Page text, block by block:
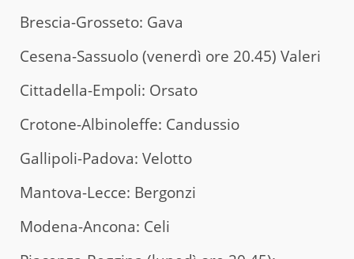
Brescia-Grosseto: Gava
Cesena-Sassuolo (venerdì ore 20.45) Valeri
Cittadella-Empoli: Orsato
Crotone-Albinoleffe: Candussio
Gallipoli-Padova: Velotto
Mantova-Lecce: Bergonzi
Modena-Ancona: Celi